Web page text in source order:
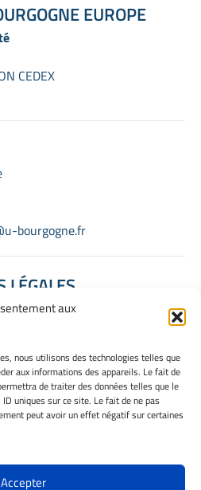
aux
nous utilisons des technologies telles que
aux informations des appareils. Le fait de
de traiter des données telles que le
uniques sur ce site. Le fait de ne pas
peut avoir un effet négatif sur certaines
Accepter
EUROPE
CEDEX
bourgogne.fr
LÉGALES
d'Étude de l'Apprentissage et du